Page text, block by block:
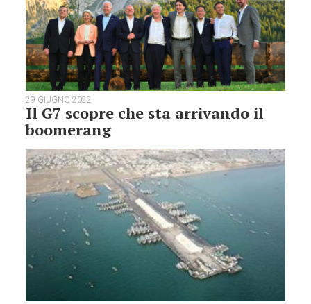
29 GIUGNO 2022
Il G7 scopre che sta arrivando il
boomerang